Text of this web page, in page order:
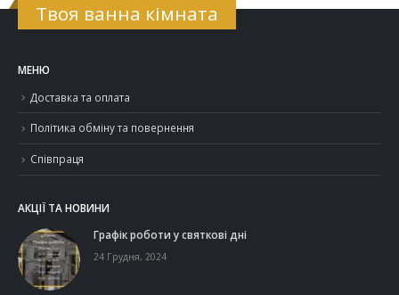
Твоя ванна кімната
МЕНЮ
Доставка та оплата
Політика обміну та повернення
Співпраця
АКЦІЇ ТА НОВИНИ
Графік роботи у святкові дні
24 Грудня, 2024